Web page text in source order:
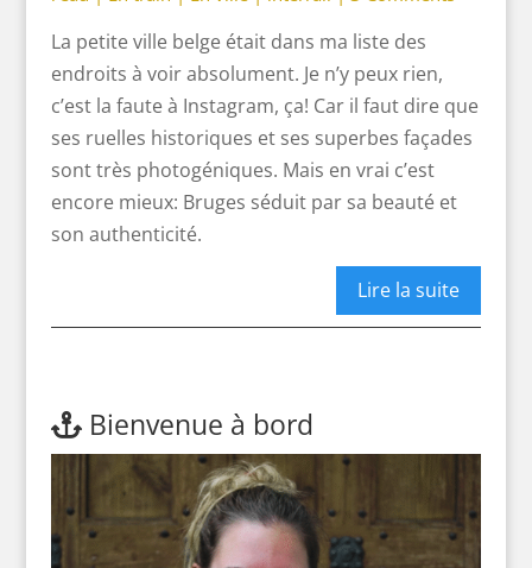
La petite ville belge était dans ma liste des
endroits à voir absolument. Je n’y peux rien,
c’est la faute à Instagram, ça! Car il faut dire que
ses ruelles historiques et ses superbes façades
sont très photogéniques. Mais en vrai c’est
encore mieux: Bruges séduit par sa beauté et
son authenticité.
Lire la suite
Bienvenue à bord